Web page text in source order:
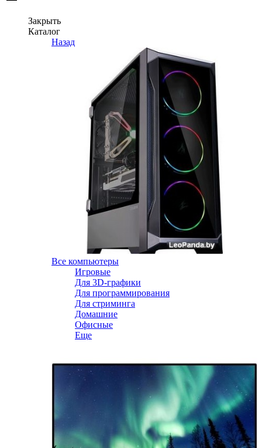
Закрыть
Каталог
Назад
Все компьютеры
Игровые
Для 3D-графики
Для программирования
Для стриминга
Домашние
Офисные
Еще